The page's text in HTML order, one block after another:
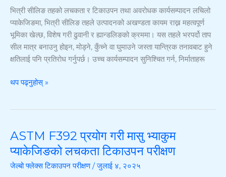
भित्री सीलिङ तहको लचकता र टिकाउपन तथा अवरोधक कार्यसम्पादन लचिलो
प्याकेजिङमा, भित्री सीलिङ तहले उत्पादनको अखण्डता कायम राख्न महत्वपूर्ण
भूमिका खेल्छ, विशेष गरी ढुवानी र ह्यान्डलिङको क्रममा। यस तहले भरपर्दो ताप
सील मात्र बनाउनु होइन, मोड्ने, कुँच्ने वा घुमाउने जस्ता यान्त्रिक तनावबाट हुने
क्षतिलाई पनि प्रतिरोध गर्नुपर्छ। उच्च कार्यसम्पादन सुनिश्चित गर्न, निर्माताहरू
जेलबो
परीक्षण
विधि
र
ASTM
को
थप पढ्नुहोस् »
ASTM F392 प्रयोग गरी मासु भ्याकुम
प्याकेजिङको लचकता टिकाउपन परीक्षण
जेल्बो फ्लेक्स टिकाउपन परीक्षण/जुलाई ४, २०२५
ASTM
F392
प्रयोग
गरी